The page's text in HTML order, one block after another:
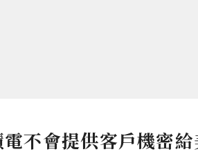
不會提供客戶機密給